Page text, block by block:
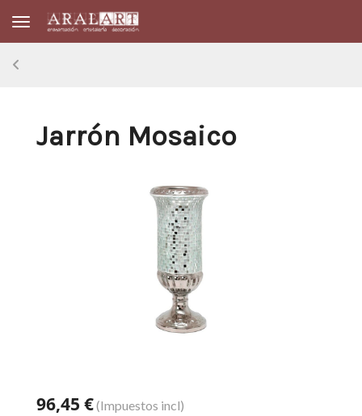
Toggle navigation
Jarrón Mosaico
96,45 €(Impuestos incl)